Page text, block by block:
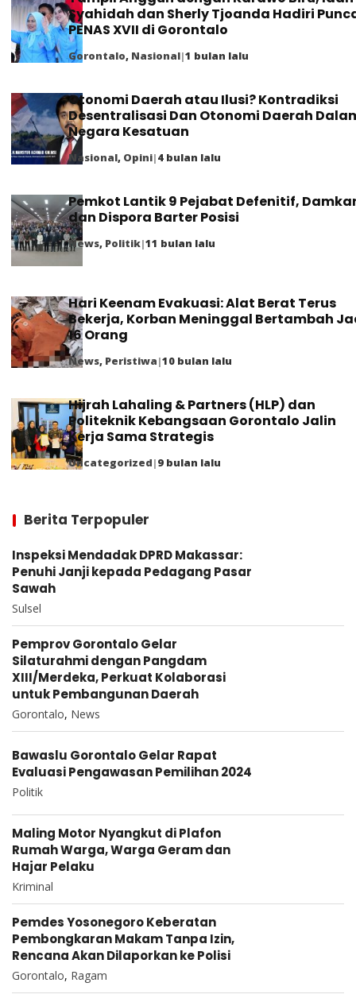
Syahidah dan Sherly Tjoanda Hadiri
PENAS XVII di Gorontalo
Gorontalo, Nasional|1 bulan lalu
Otonomi Daerah atau Ilusi? Kontradiksi
Desentralisasi Dan Otonomi Daerah
Negara Kesatuan
Nasional, Opini|4 bulan lalu
Pemkot Lantik 9 Pejabat Defenitif,
dan Dispora Barter Posisi
News, Politik|11 bulan lalu
Hari Keenam Evakuasi: Alat Berat Terus
Bekerja, Korban Meninggal Bertambah
16 Orang
News, Peristiwa|10 bulan lalu
Hijrah Lahaling & Partners (HLP) dan
Politeknik Kebangsaan Gorontalo Jalin
Kerja Sama Strategis
Uncategorized|9 bulan lalu
Berita Terpopuler
Inspeksi Mendadak DPRD Makassar:
Penuhi Janji kepada Pedagang Pasar
Sawah
Sulsel
Pemprov Gorontalo Gelar
Silaturahmi dengan Pangdam
XIII/Merdeka, Perkuat Kolaborasi
untuk Pembangunan Daerah
Gorontalo, News
Bawaslu Gorontalo Gelar Rapat
Evaluasi Pengawasan Pemilihan 2024
Politik
Maling Motor Nyangkut di Plafon
Rumah Warga, Warga Geram dan
Hajar Pelaku
Kriminal
Pemdes Yosonegoro Keberatan
Pembongkaran Makam Tanpa Izin,
Rencana Akan Dilaporkan ke Polisi
Gorontalo, Ragam